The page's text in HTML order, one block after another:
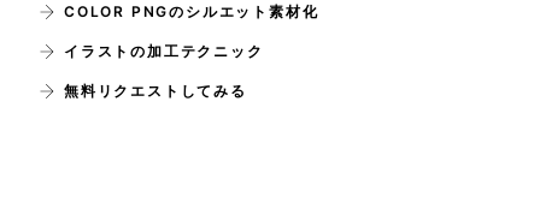
COLOR PNGのシルエット素材化
イラストの加工テクニック
無料リクエストしてみる